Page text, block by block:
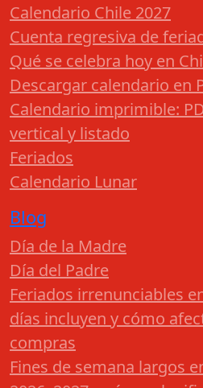
Calendario Chile 2027
Cuenta regresiva de
Qué se celebra hoy en
Descargar calendario en
Calendario imprimible:
vertical y listado
Feriados
Calendario Lunar
Blog
Día de la Madre
Día del Padre
Feriados irrenunciables
días incluyen y cómo
compras
Fines de semana largos